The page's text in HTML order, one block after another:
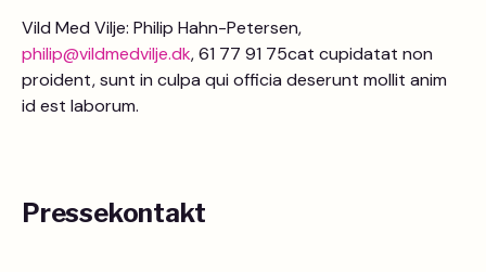
Vild Med Vilje: Philip Hahn-Petersen,
philip@vildmedvilje.dk, 61 77 91 75cat cupidatat non
proident, sunt in culpa qui officia deserunt mollit anim
id est laborum.
Pressekontakt